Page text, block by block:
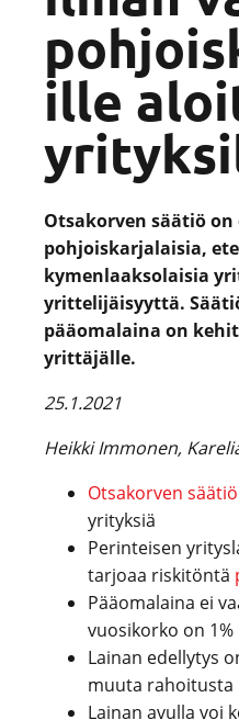
ille
Otsakorven säätiö
pohjoiskarjalaisia,
kymenlaaksolaisia
yrittelijäisyyttä.
pääomalaina on
yrittäjälle.
25.1.2021
Heikki Immonen,
Otsakorven säätiö
yrityksiä
Perinteisen
tarjoaa riskitöntä
Pääomalaina ei
vuosikorko on 1%
Lainan edellytys
muuta rahoitusta
Lainan avulla voi